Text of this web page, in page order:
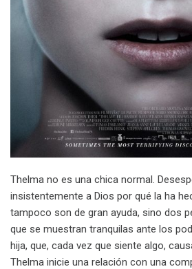
Thelma no es una chica normal.
insistentemente a Dios por qué la ha
tampoco son de gran ayuda, sino dos
que se muestran tranquilas ante los
hija, que, cada vez que siente algo,
Thelma inicie una relación con una